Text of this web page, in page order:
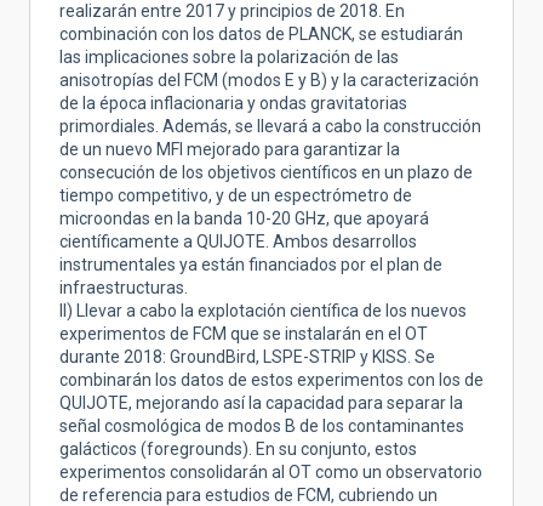
realizarán entre 2017 y principios de 2018. En
combinación con los datos de PLANCK, se estudiarán
las implicaciones sobre la polarización de las
anisotropías del FCM (modos E y B) y la caracterización
de la época inflacionaria y ondas gravitatorias
primordiales. Además, se llevará a cabo la construcción
de un nuevo MFI mejorado para garantizar la
consecución de los objetivos científicos en un plazo de
tiempo competitivo, y de un espectrómetro de
microondas en la banda 10-20 GHz, que apoyará
científicamente a QUIJOTE. Ambos desarrollos
instrumentales ya están financiados por el plan de
infraestructuras.
II) Llevar a cabo la explotación científica de los nuevos
experimentos de FCM que se instalarán en el OT
durante 2018: GroundBird, LSPE-STRIP y KISS. Se
combinarán los datos de estos experimentos con los de
QUIJOTE, mejorando así la capacidad para separar la
señal cosmológica de modos B de los contaminantes
galácticos (foregrounds). En su conjunto, estos
experimentos consolidarán al OT como un observatorio
de referencia para estudios de FCM, cubriendo un